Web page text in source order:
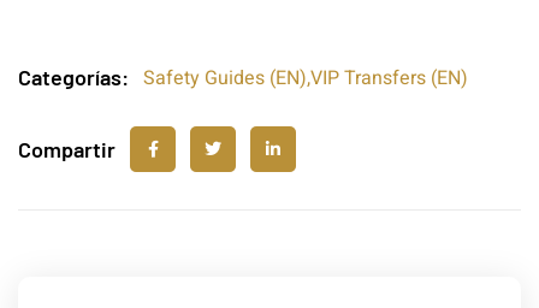
Categorías: Safety Guides (EN),VIP Transfers (EN)
Compartir